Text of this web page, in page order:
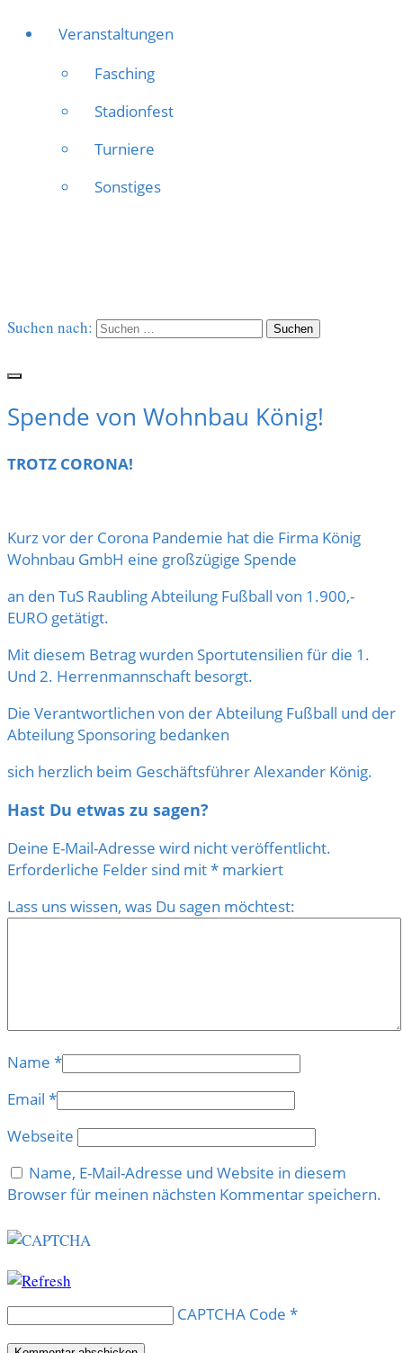
Veranstaltungen
Fasching
Stadionfest
Turniere
Sonstiges
Suchen nach:
Spende von Wohnbau König!
TROTZ CORONA!
Kurz vor der Corona Pandemie hat die Firma König
Wohnbau GmbH eine großzügige Spende
an den TuS Raubling Abteilung Fußball von 1.900,-
EURO getätigt.
Mit diesem Betrag wurden Sportutensilien für die 1.
Und 2. Herrenmannschaft besorgt.
Die Verantwortlichen von der Abteilung Fußball und der
Abteilung Sponsoring bedanken
sich herzlich beim Geschäftsführer Alexander König.
Hast Du etwas zu sagen?
Deine E-Mail-Adresse wird nicht veröffentlicht.
Erforderliche Felder sind mit* markiert
Lass uns wissen, was Du sagen möchtest:
Name *
Email *
Webseite
Name, E-Mail-Adresse und Website in diesem
Browser für meinen nächsten Kommentar speichern.
CAPTCHA Code *